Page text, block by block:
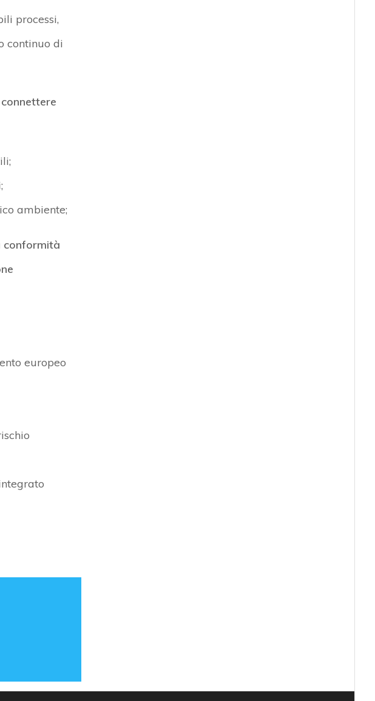
processi,
continuo di
connettere
ambiente;
conformità
europeo